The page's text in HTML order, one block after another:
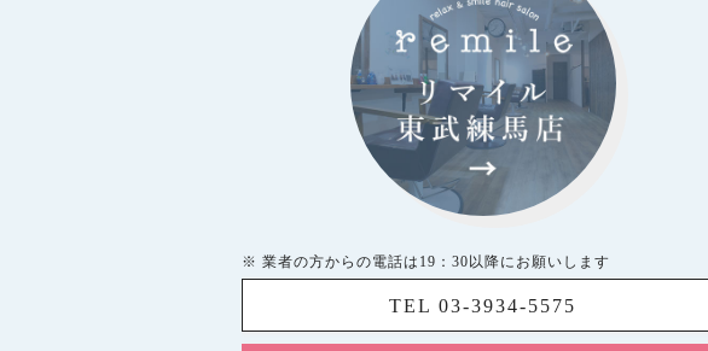
※ 業者の方からの電話は19：30以降にお願いします
TEL 03-3934-5575